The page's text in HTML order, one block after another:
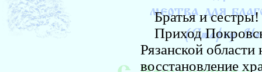
Братья и сестры!
Приход
Рязанской
восстановление